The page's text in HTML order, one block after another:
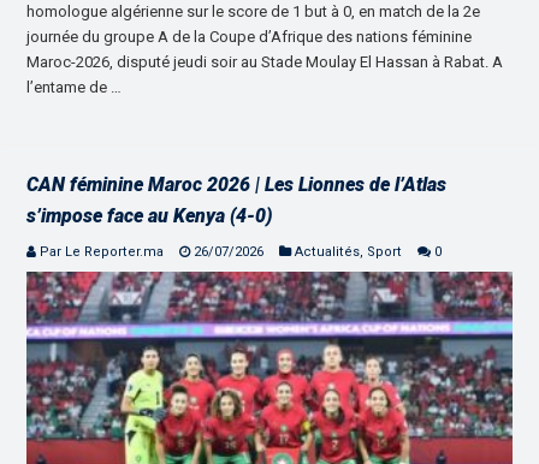
homologue algérienne sur le score de 1 but à 0, en match de la 2e
journée du groupe A de la Coupe d’Afrique des nations féminine
Maroc-2026, disputé jeudi soir au Stade Moulay El Hassan à Rabat. A
l’entame de …
CAN féminine Maroc 2026 | Les Lionnes de l’Atlas
s’impose face au Kenya (4-0)
Par Le Reporter.ma 26/07/2026 Actualités, Sport 0